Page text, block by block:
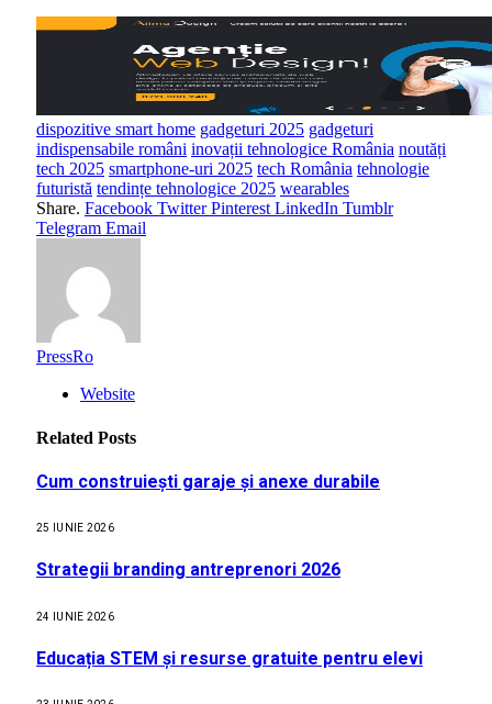
dispozitive smart home gadgeturi 2025 gadgeturi
indispensabile români inovații tehnologice România noutăți
tech 2025 smartphone-uri 2025 tech România tehnologie
futuristă tendințe tehnologice 2025 wearables
Share. Facebook Twitter Pinterest LinkedIn Tumblr
Telegram Email
PressRo
Website
Related Posts
Cum construiești garaje și anexe durabile
25 IUNIE 2026
Strategii branding antreprenori 2026
24 IUNIE 2026
Educația STEM și resurse gratuite pentru elevi